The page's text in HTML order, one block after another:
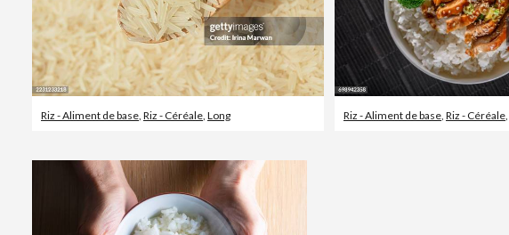
Riz - Aliment de base, Riz - Céréale, Long Riz - Aliment de base, Riz - Céréale,